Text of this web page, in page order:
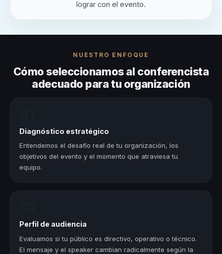
lograr con el evento.
NUESTRO ENFOQUE
Cómo seleccionamos al conferencista
adecuado para tu organización
Diagnóstico estratégico
Entendemos el desafío real de tu organización, los
objetivos del evento y el momento que atraviesa tu
equipo.
Perfil de audiencia
Evaluamos si tu público es directivo, operativo o técnico.
El mensaje y el speaker cambian radicalmente según la